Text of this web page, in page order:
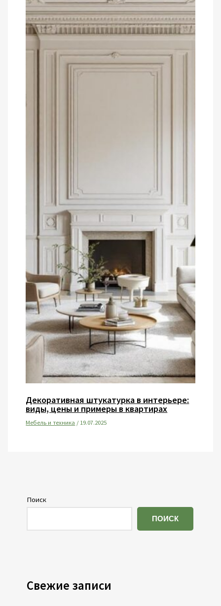
Декоративная штукатурка в интерьере:
виды, цены и примеры в квартирах
Мебель и техника /19.07.2025
Поиск
ПОИСК
Свежие записи